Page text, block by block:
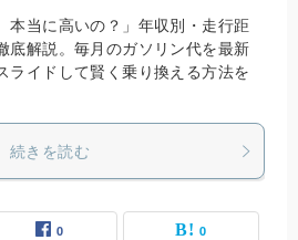
本当に高いの？」年収別・走行距
底解説。毎月のガソリン代を最新
ライドして賢く乗り換える方法を
続きを読む
0 0